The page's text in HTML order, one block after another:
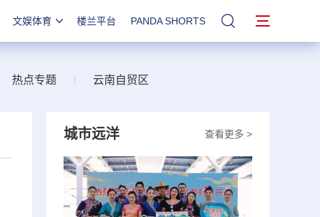
文娱体育 楼兰平台 PANDA SHORTS 站内搜索
热点专题 云南自贸区
查看更多 >
城市远洋